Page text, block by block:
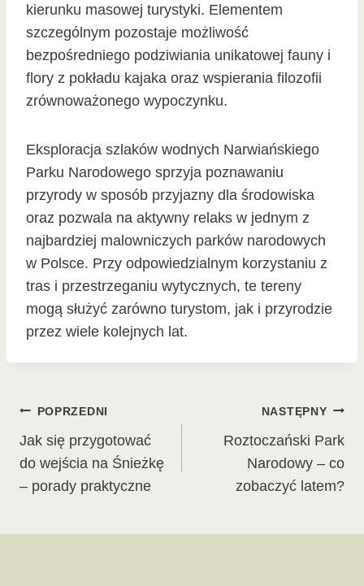
kierunku masowej turystyki. Elementem
szczególnym pozostaje możliwość
bezpośredniego podziwiania unikatowej fauny i
flory z pokładu kajaka oraz wspierania filozofii
zrównoważonego wypoczynku.
Eksploracja szlaków wodnych Narwiańskiego
Parku Narodowego sprzyja poznawaniu
przyrody w sposób przyjazny dla środowiska
oraz pozwala na aktywny relaks w jednym z
najbardziej malowniczych parków narodowych
w Polsce. Przy odpowiedzialnym korzystaniu z
tras i przestrzeganiu wytycznych, te tereny
mogą służyć zarówno turystom, jak i przyrodzie
przez wiele kolejnych lat.
Nawigacja
wpisu
POPRZEDNI
Jak się przygotować
do wejścia na Śnieżkę
– porady praktyczne
NASTĘPNY
Roztoczański Park
Narodowy – co
zobaczyć latem?